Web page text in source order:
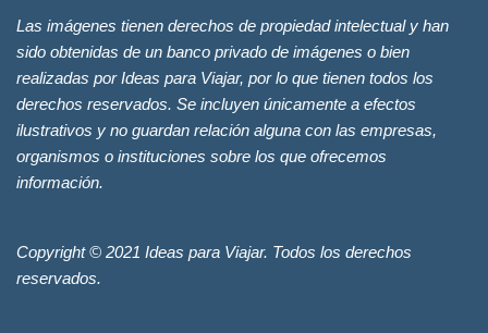
Las imágenes tienen derechos de propiedad intelectual y han
sido obtenidas de un banco privado de imágenes o bien
realizadas por Ideas para Viajar, por lo que tienen todos los
derechos reservados. Se incluyen únicamente a efectos
ilustrativos y no guardan relación alguna con las empresas,
organismos o instituciones sobre los que ofrecemos
información.
Copyright © 2021 Ideas para Viajar. Todos los derechos
reservados.